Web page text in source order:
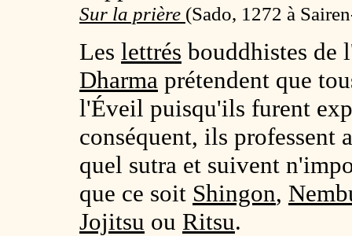
Sur la prière (Sado, 1272 à
Les lettrés bouddhistes de
Dharma prétendent que
l'Éveil puisqu'ils furent
conséquent, ils
quel sutra et suivent
que ce soit Shingon,
Jojitsu ou Ritsu.